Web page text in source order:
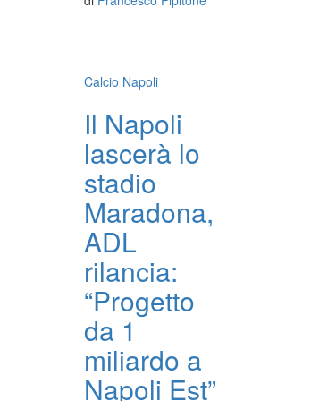
Calcio Napoli
Il Napoli
lascerà lo
stadio
Maradona,
ADL
rilancia:
“Progetto
da 1
miliardo a
Napoli Est”